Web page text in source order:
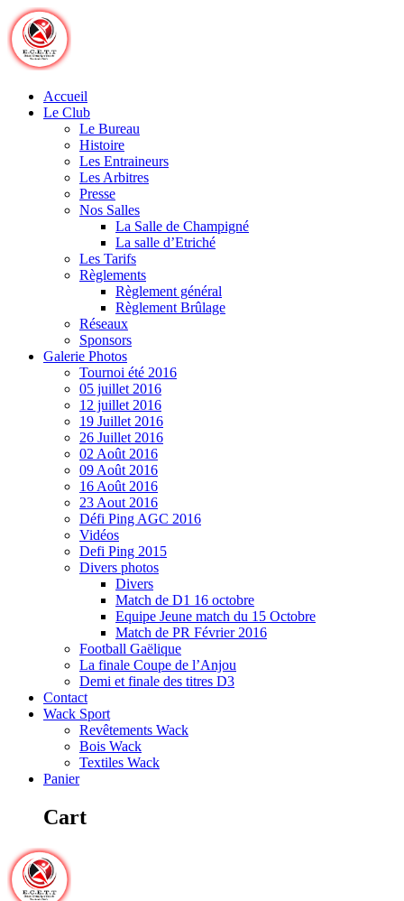
Skip
to
content
Accueil
Le Club
Le Bureau
Histoire
Les Entraineurs
Les Arbitres
Presse
Nos Salles
La Salle de Champigné
La salle d’Etriché
Les Tarifs
Règlements
Règlement général
Règlement Brûlage
Réseaux
Sponsors
Galerie Photos
Tournoi été 2016
05 juillet 2016
12 juillet 2016
19 Juillet 2016
26 Juillet 2016
02 Août 2016
09 Août 2016
16 Août 2016
23 Aout 2016
Défi Ping AGC 2016
Vidéos
Defi Ping 2015
Divers photos
Divers
Match de D1 16 octobre
Equipe Jeune match du 15 Octobre
Match de PR Février 2016
Football Gaëlique
La finale Coupe de l’Anjou
Demi et finale des titres D3
Contact
Wack Sport
Revêtements Wack
Bois Wack
Textiles Wack
Panier
Cart